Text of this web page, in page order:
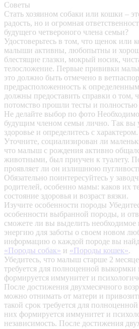
Советы
Стать хозяином собаки или кошки –
радость, но и огромная
будущего четвероного члена семьи?
Удостоверьтесь в том, что щенок или
малыши активны, любопытны и
блестящие глазки, мокрый носик,
телосложение. Первые прививки
это должно быть отмечено в
предрасположенность к
должны предоставить справки о том,
потомство прошли тесты и полностью
Не делайте выбор по фото
будущим членом семьи лично. Так вы
здоровье и определитесь с характером.
Уточните, социализирован ли
что малыш с рождения активно
животными, был приучен к туалету.
проявляет ли он излишнюю
Обязательно поинтересуйтесь у
родителей, особенно мамы: каков их
состояние здоровья и возраст вязки.
Изучите особенности породы
особенности выбранной породы, и
сможете ли вы выделить необходимое
энергию для заботы о своем новом
информацию о каждой породе вы
«Породы собак» и «Породы кошек».
Убедитесь, что малыш старше 2
требуется для полноценной
формируется иммунитет и
После достижения двухмесячного
можно отнимать от матери и
такой срок требуется для
них формируется иммунитет и
независимость. После достижения